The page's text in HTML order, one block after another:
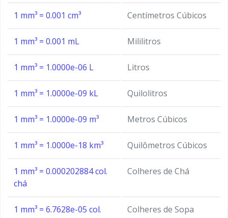
1 mm³ = 0.001 cm³ Centímetros Cúbicos
1 mm³ = 0.001 mL Mililitros
1 mm³ = 1.0000e-06 L Litros
1 mm³ = 1.0000e-09 kL Quilolitros
1 mm³ = 1.0000e-09 m³ Metros Cúbicos
1 mm³ = 1.0000e-18 km³ Quilômetros Cúbicos
1 mm³ = 0.000202884 col.
chá
Colheres de Chá
1 mm³ = 6.7628e-05 col.
Colheres de Sopa